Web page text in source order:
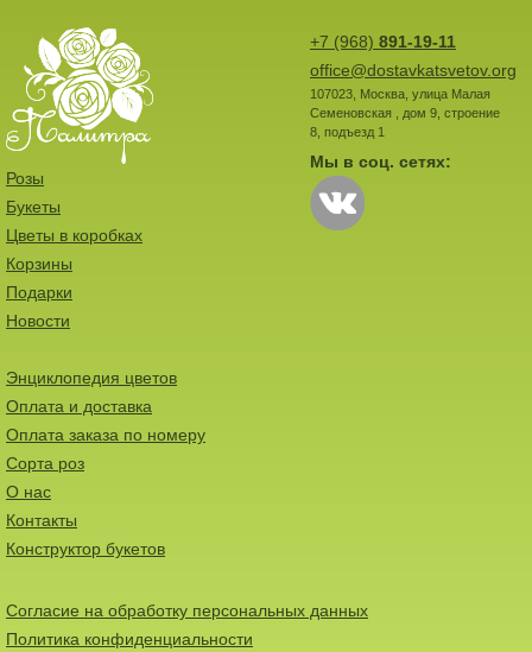
+7 (968) 891-19-11
office@dostavkatsvetov.org
107023, Москва, улица Малая
Семеновская , дом 9, строение
8, подъезд 1
Мы в соц. сетях:
Розы
Букеты
Цветы в коробках
Корзины
Подарки
Новости
Энциклопедия цветов
Оплата и доставка
Оплата заказа по номеру
Сорта роз
О нас
Контакты
Конструктор букетов
Согласие на обработку персональных данных
Политика конфиденциальности